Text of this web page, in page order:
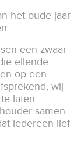
het oude jaar
een zwaar
ellende
op een
wij
laten
samen
iedereen lief